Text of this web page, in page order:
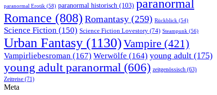
paranormal Erotik (58) paranormal historisch (103) paranormal
Romance (808) Romantasy (259) Rückblick (54)
Science Fiction (150) Science Fiction Lovestory (74) Steampunk (56)
Urban Fantasy (1130) Vampire (421)
Vampirliebesroman (167) Werwölfe (164) young adult (175)
young adult paranormal (606) zeitgenössisch (63)
Zeitreise (71)
Meta